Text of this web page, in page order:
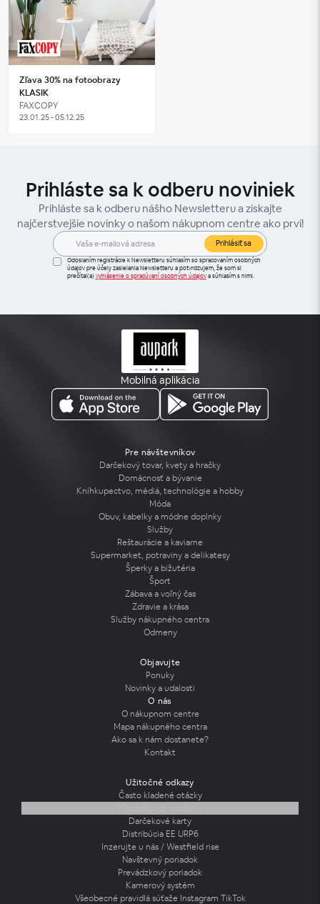
Zľava 30% na fotoobrazy
KLASIK
FAXCOPY
23.01.25 - 05.12.25
Prihláste sa k odberu noviniek
Prihláste sa k odberu nášho Newsletteru a získajte
najčerstvejšie novinky o našom nákupnom centre ako prví!
Prihlásiť sa
Odoslaním registrácie k Newsletteru súhlasím so spracovaním osobných
údajov pre účely zasielania Newsletteru a potvrdzujem, že som si
prečítal(a) vyhlásenie o spracúvaní osobných údajova súhlasím s nimi.
Mobilná aplikácia
Pre návštevníkov
Darčekový tovar, kvety a hračky
Domácnosť a bývanie
Kníhkupectvo, médiá, technológie a hobby
Móda
Obuv, kabelky a módne doplnky
Služby
Reštaurácie a kaviarne
Supermarket, potraviny a delikatesy
Šperky a bižutéria
Šport
Zábava a voľný čas
Zdravie a krása
Služby nákupného centra
Odmeny
Objavujte
Ponuky
Novinky a udalosti
O nás
O nákupnom centre
Mapa nákupného centra
Ako sa k nám dostanete?
Kontakt
Užitočné odkazy
Často kladené otázky
Darčekové karty
Distribúcia EE URP6
Inzerujte u nás / Westfield rise
Navštevný poriadok
Prevádzkový poriadok
Kamerový systém
Všeobecné pravidlá súťaže Instagram TikTok